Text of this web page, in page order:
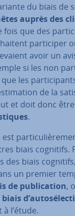
du biais de
auprès des
fois que des
par­ti­ci­per
avoir un
si les non
les
de la
et doit donc
.
est
biais
des biais
un premier
de pu­bli­ca­tion,
biais
l’étude.